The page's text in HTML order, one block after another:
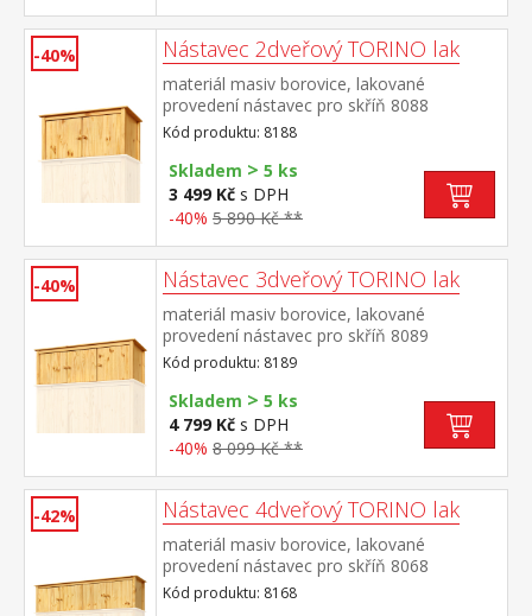
-40% Nástavec 2dveřový TORINO lak
materiál masiv borovice, lakované
provedení nástavec pro skříň 8088
Kód produktu: 8188
Skladem > 5 ks
3 499 Kč s DPH
-40% 5 890 Kč **
-40% Nástavec 3dveřový TORINO lak
materiál masiv borovice, lakované
provedení nástavec pro skříň 8089
Kód produktu: 8189
Skladem > 5 ks
4 799 Kč s DPH
-40% 8 099 Kč **
-42% Nástavec 4dveřový TORINO lak
materiál masiv borovice, lakované
provedení nástavec pro skříň 8068
Kód produktu: 8168